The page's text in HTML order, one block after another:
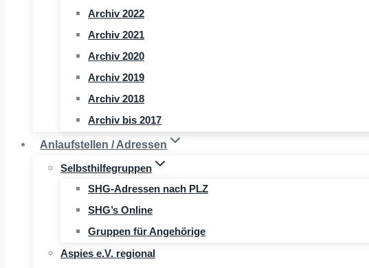
Archiv 2022
Archiv 2021
Archiv 2020
Archiv 2019
Archiv 2018
Archiv bis 2017
Anlaufstellen / Adressen
Selbsthilfegruppen
SHG-Adressen nach PLZ
SHG’s Online
Gruppen für Angehörige
Aspies e.V. regional